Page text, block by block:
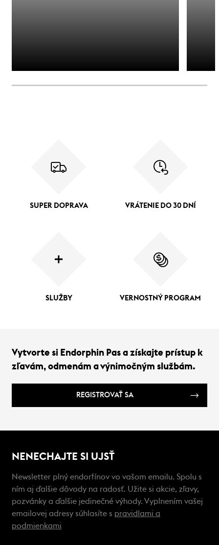
SUPER DOPRAVA VRÁTENIE DO 30 DNÍ
SLUŽBY VERNOSTNÝ PROGRAM
Vytvorte si Endorphin Pas a získajte prístup k
zľavám, odmenám a výnimočným službám.
REGISTROVAŤ SA
NENECHAJTE SI UJSŤ
Newsletter plný endorfínov vo vašom emailu. Spolu s
ním aj ďalšie dôvody na radosť. Užite si akcie, zľavy,
pozvánky a ďalšie jedinečné výhody. Vyplnením vašej
emailovej adresy súhlasíte s pravidlami a
podmienkami